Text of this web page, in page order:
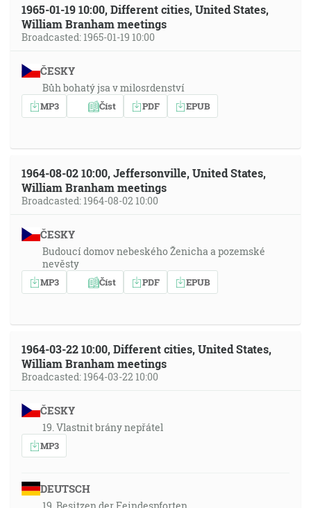
1965-01-19 10:00, Different cities, United States,
William Branham meetings
Broadcasted: 1965-01-19 10:00
ČESKY
Bůh bohatý jsa v milosrdenství
MP3 Číst PDF EPUB
1964-08-02 10:00, Jeffersonville, United States,
William Branham meetings
Broadcasted: 1964-08-02 10:00
ČESKY
Budoucí domov nebeského Ženicha a pozemské
nevěsty
MP3 Číst PDF EPUB
1964-03-22 10:00, Different cities, United States,
William Branham meetings
Broadcasted: 1964-03-22 10:00
ČESKY
19. Vlastnit brány nepřátel
MP3
DEUTSCH